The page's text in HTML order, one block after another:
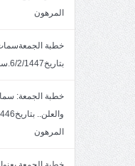
المرهون
بتاريخ6/2/1447.سماحة الشيخ مصطفى المرهون
المرهون